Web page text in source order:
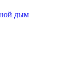
дым